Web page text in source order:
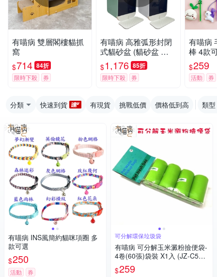
有喵病 雙層閣樓貓抓
窩
$714 84折
限時下殺 券
有喵病 高雅弧形封閉
式貓砂盆 (貓砂盆 貓
便盆 尿盆)
$1,176 85折
限時下殺 券
有喵病
棒 4款
$259
活動 券
分類 快速到貨 有現貨 挑戰低價 價格低到高 類型
有喵病 INS風簡約貓咪項圈 多
款可選
$250
活動 券
可分解環保垃圾袋
有喵病 可分解玉米澱粉撿便袋-
4卷(60張)袋裝 X1入 (JZ-C531
1)
$259